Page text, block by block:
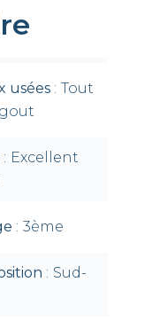
usées
Tout
Excellent
3ème
Sud-